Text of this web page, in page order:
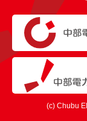
（新しいウ
（新しいウ
(c) Chubu